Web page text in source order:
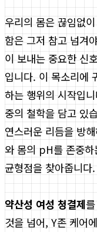
우리의 몸은 끊임없
함은 그저 참고 넘겨
이 보내는 중요한 신
입니다. 이 목소리에
하는 행위의 시작입
중의 철학을 담고 있
연스러운 리듬을 방
와 몸의 pH를 존중하
균형점을 찾아줍니다.
약산성 여성 청결제
것을 넘어, Y존 케어